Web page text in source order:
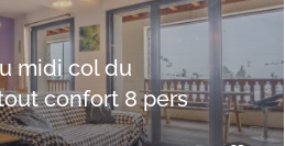
midi col du
confort 8 pers